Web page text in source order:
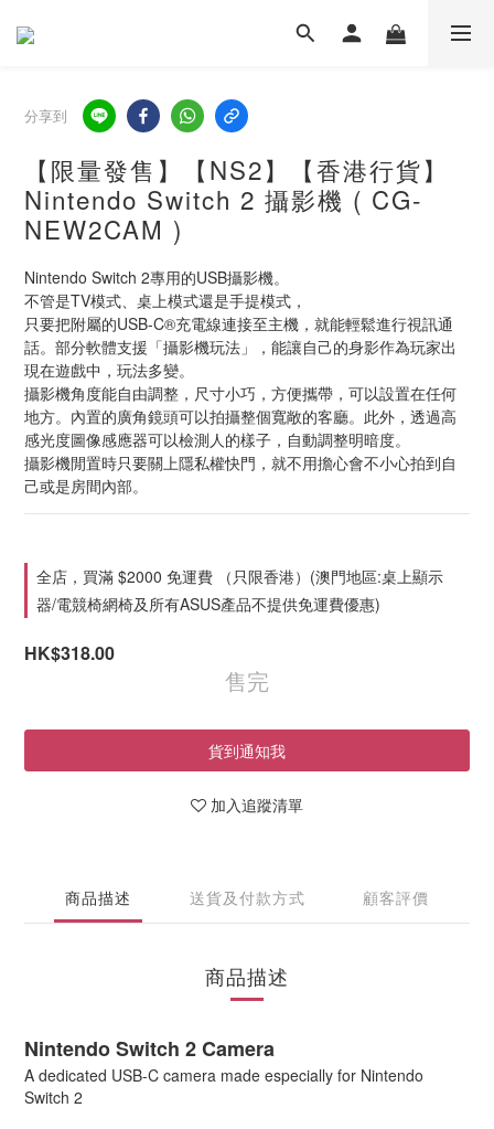
分享到
【限量發售】【NS2】【香港行貨】
Nintendo Switch 2 攝影機 ( CG-
NEW2CAM )
Nintendo Switch 2專用的USB攝影機。
不管是TV模式、桌上模式還是手提模式，
只要把附屬的USB-C®充電線連接至主機，就能輕鬆進行視訊通
話。部分軟體支援「攝影機玩法」，能讓自己的身影作為玩家出
現在遊戲中，玩法多變。
攝影機角度能自由調整，尺寸小巧，方便攜帶，可以設置在任何
地方。內置的廣角鏡頭可以拍攝整個寬敞的客廳。此外，透過高
感光度圖像感應器可以檢測人的樣子，自動調整明暗度。
攝影機閒置時只要關上隱私權快門，就不用擔心會不小心拍到自
己或是房間內部。
全店，買滿 $2000 免運費 （只限香港）(澳門地區:桌上顯示
器/電競椅網椅及所有ASUS產品不提供免運費優惠)
HK$318.00
售完
貨到通知我
加入追蹤清單
商品描述 送貨及付款方式 顧客評價
商品描述
Nintendo Switch 2 Camera
A dedicated USB-C camera made especially for Nintendo
Switch 2